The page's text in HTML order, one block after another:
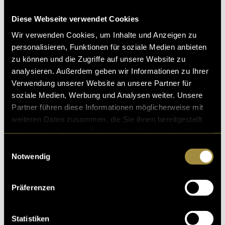
Diese Webseite verwendet Cookies
Wir verwenden Cookies, um Inhalte und Anzeigen zu
personalisieren, Funktionen für soziale Medien anbieten
zu können und die Zugriffe auf unsere Website zu
analysieren. Außerdem geben wir Informationen zu Ihrer
Verwendung unserer Website an unsere Partner für
soziale Medien, Werbung und Analysen weiter. Unsere
Partner führen diese Informationen möglicherweise mit
weiteren Daten zusammen, die Sie ihnen bereitgestellt
Notwendig
Präferenzen
Statistiken
Traumatologie.
Ergebnisse
Die Ergebnisse zeigen, dass die mediale Aufarbeitung
von Trauma durch autobiografische Texte eine
wertvolle Methode zur Verarbeitung traumatischer
Erlebnisse sein kann. Sie bietet durch den
Schreibprozess zahlreiche Chancen für die persönliche
Heilung. Das Veröffentlichen von persönlichen
sorgfältig abgewogen werde müssen. An dieser Stelle
ist anzumerken, dass sowohl Autoren und Autorinnen
persönliche Traumageschichten geteilt werden